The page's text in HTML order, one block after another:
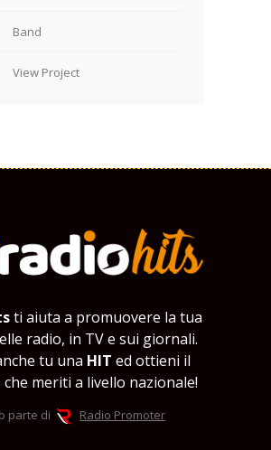
Band
View Project
ti aiuta a promuovere la tua
radio, in TV e sui giornali.
tu una HIT ed ottieni il
che meriti a livello nazionale!
parte di Radio Promoter